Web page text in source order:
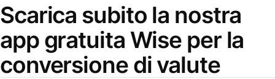
Scarica subito la nostra
app gratuita Wise per la
conversione di valute